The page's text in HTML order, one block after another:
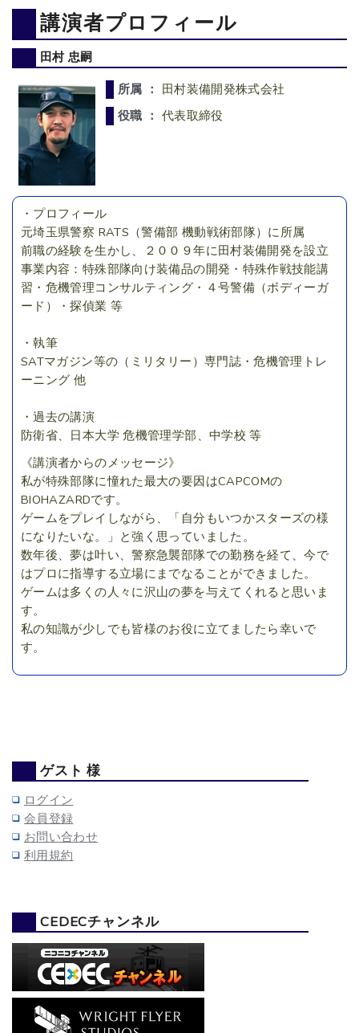
講演者プロフィール
田村 忠嗣
所属 ： 田村装備開発株式会社
役職 ： 代表取締役
・プロフィール
元埼玉県警察 RATS（警備部 機動戦術部隊）に所属
前職の経験を生かし、２００９年に田村装備開発を設立
事業内容：特殊部隊向け装備品の開発・特殊作戦技能講
習・危機管理コンサルティング・４号警備（ボディーガ
ード）・探偵業 等
・執筆
SATマガジン等の（ミリタリー）専門誌・危機管理トレ
ーニング 他
・過去の講演
防衛省、日本大学 危機管理学部、中学校 等
《講演者からのメッセージ》
私が特殊部隊に憧れた最大の要因はCAPCOMの
BIOHAZARDです。
ゲームをプレイしながら、「自分もいつかスターズの様
になりたいな。」と強く思っていました。
数年後、夢は叶い、警察急襲部隊での勤務を経て、今で
はプロに指導する立場にまでなることができました。
ゲームは多くの人々に沢山の夢を与えてくれると思いま
す。
私の知識が少しでも皆様のお役に立てましたら幸いで
す。
ゲスト 様
ログイン
会員登録
お問い合わせ
利用規約
CEDECチャンネル